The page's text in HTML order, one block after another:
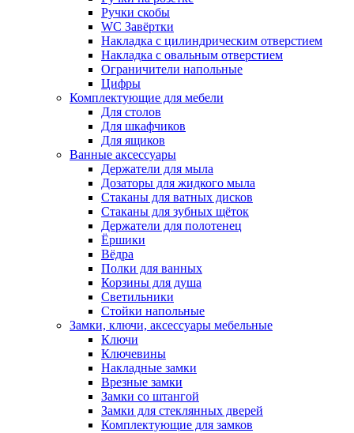
Ручки скобы
WC Завёртки
Накладка с цилиндрическим отверстием
Накладка с овальным отверстием
Ограничители напольные
Цифры
Комплектующие для мебели
Для столов
Для шкафчиков
Для ящиков
Ванные аксессуары
Держатели для мыла
Дозаторы для жидкого мыла
Стаканы для ватных дисков
Стаканы для зубных щёток
Держатели для полотенец
Ёршики
Вёдра
Полки для ванных
Корзины для душа
Светильники
Стойки напольные
Замки, ключи, аксессуары мебельные
Ключи
Ключевины
Накладные замки
Врезные замки
Замки со штангой
Замки для стеклянных дверей
Комплектующие для замков